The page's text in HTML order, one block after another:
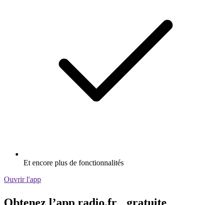
Et encore plus de fonctionnalités
Ouvrir l'app